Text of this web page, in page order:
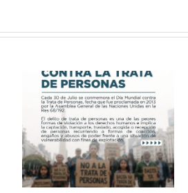
Vacaciones de invierno
con el Consejo